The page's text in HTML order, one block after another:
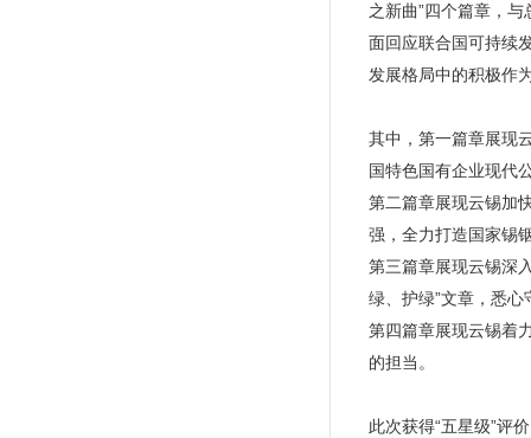
之新曲”四个篇章，
面回应联合国可持续
发展格局中的积极作
其中，第一篇章展现
国特色国有企业现代
第二篇章展现云锡加
强，全力打造国家锡
第三篇章展现云锡深
绿、护绿”文章，悉
第四篇章展现云锡着
的担当。
此次获得“五星级”评